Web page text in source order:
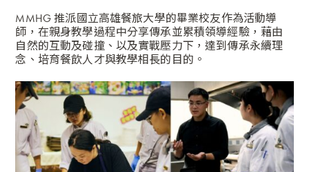
MMHG 推派國立高雄餐旅大學的畢業校友作為活動導
師，在親身教學過程中分享傳承並累積領導經驗，藉由
自然的互動及碰撞、以及實戰壓力下，達到傳承永續理
念、培育餐飲人才與教學相長的目的。